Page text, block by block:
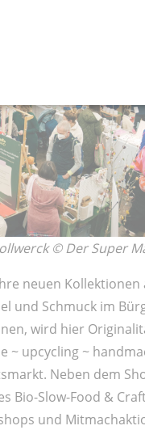
© Der Super
neuen Kollektionen
und Schmuck im
wird hier
~ upcycling ~
Neben dem
Bio-Slow-Food &
und